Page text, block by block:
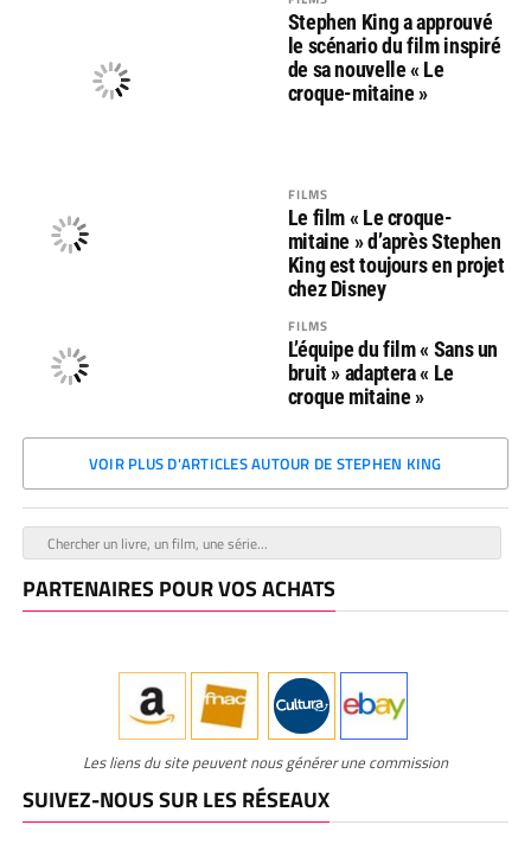
Stephen King a approuvé
le scénario du film inspiré
de sa nouvelle « Le
croque-mitaine »
FILMS
Le film « Le croque-
mitaine » d’après Stephen
King est toujours en projet
chez Disney
FILMS
L’équipe du film « Sans un
bruit » adaptera « Le
croque mitaine »
VOIR PLUS D'ARTICLES AUTOUR DE STEPHEN KING
PARTENAIRES POUR VOS ACHATS
Les liens du site peuvent nous générer une commission
SUIVEZ-NOUS SUR LES RÉSEAUX